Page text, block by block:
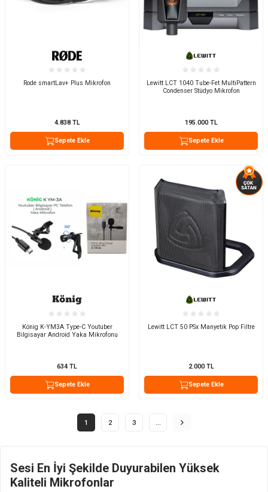
Rode smartLav+ Plus Mikrofon
4.838TL
Sepete Ekle
Lewitt LCT 1040 Tube-Fet MultiPattern
Condenser Stüdyo Mikrofon
195.000TL
Sepete Ekle
König K-YM3A Type-C Youtuber
Bilgisayar Android Yaka Mikrofonu
634 TL
Sepete Ekle
Lewitt LCT 50 PSx Manyetik Pop Filtre
2.000TL
Sepete Ekle
1 2 3
Sesi En İyi Şekilde Duyurabilen Yüksek
Kaliteli Mikrofonlar